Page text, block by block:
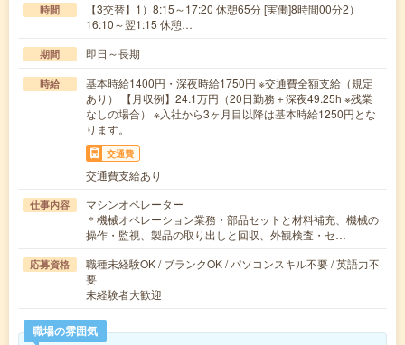
時間
【3交替】1）8:15～17:20 休憩65分 [実働]8時間00分2）
16:10～翌1:15 休憩…
期間 即日～長期
時給
基本時給1400円・深夜時給1750円 ※交通費全額支給（規定
あり） 【月収例】24.1万円（20日勤務＋深夜49.25h ※残業
なしの場合） ※入社から3ヶ月目以降は基本時給1250円とな
ります。
交通費
交通費支給あり
仕事内容
マシンオペレーター
＊機械オペレーション業務・部品セットと材料補充、機械の
操作・監視、製品の取り出しと回収、外観検査・セ…
応募資格
職種未経験OK / ブランクOK / パソコンスキル不要 / 英語力不
要
未経験者大歓迎
職場の雰囲気